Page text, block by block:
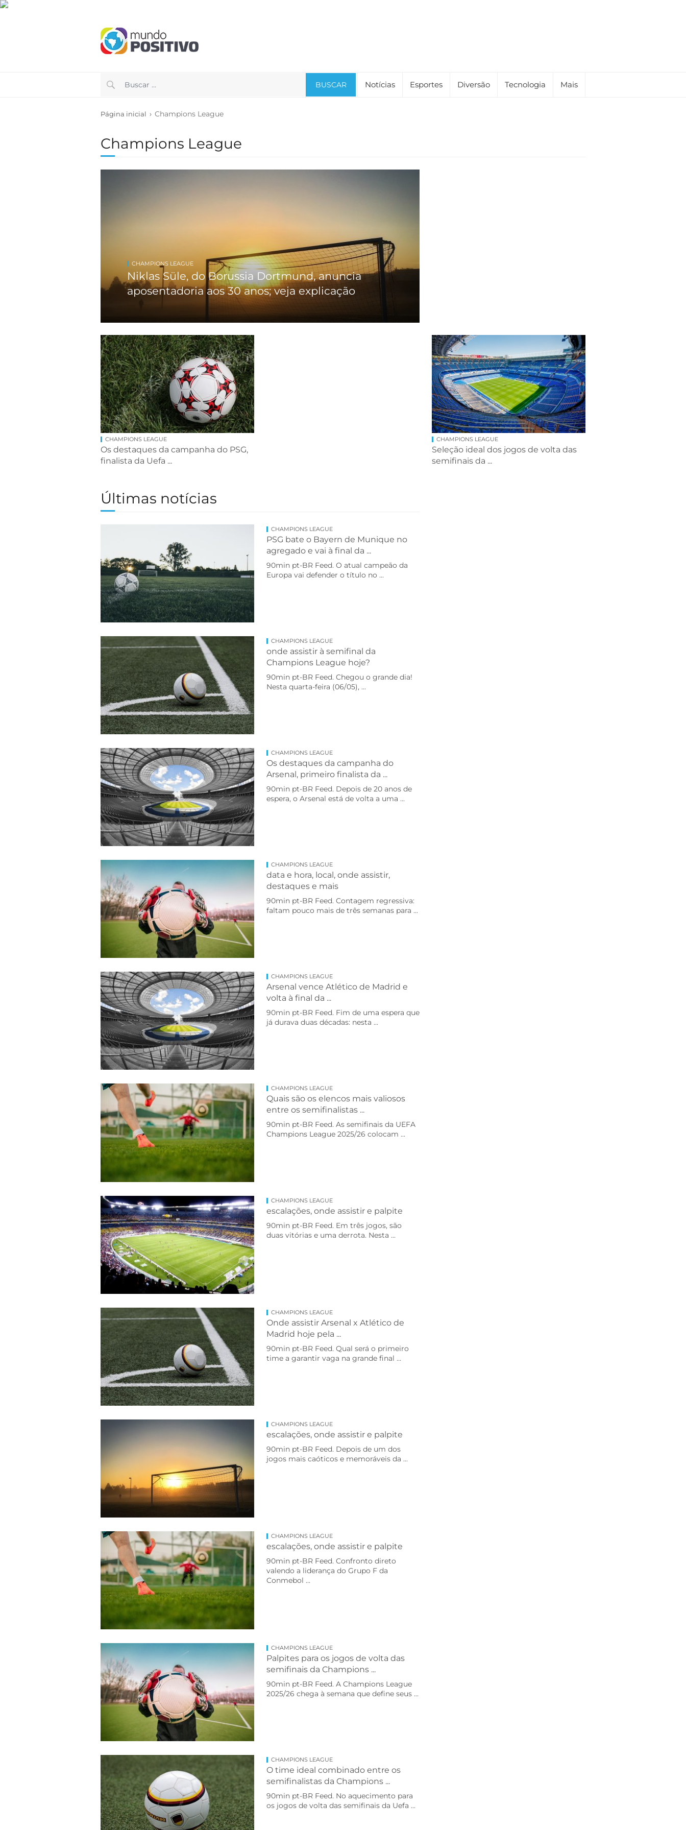
BUSCAR Notícias Esportes Diversão Tecnologia Mais
Página inicial › Champions League
Champions League
CHAMPIONS LEAGUE
Niklas Süle, do Borussia Dortmund, anuncia
aposentadoria aos 30 anos; veja explicação
CHAMPIONS LEAGUE
Os destaques da campanha do PSG,
finalista da Uefa ...
CHAMPIONS LEAGUE
Seleção ideal dos jogos de volta das
semifinais da ...
Últimas notícias
CHAMPIONS LEAGUE
PSG bate o Bayern de Munique no
agregado e vai à final da ...
90min pt-BR Feed. O atual campeão da
Europa vai defender o título no ...
CHAMPIONS LEAGUE
onde assistir à semifinal da
Champions League hoje?
90min pt-BR Feed. Chegou o grande dia!
Nesta quarta-feira (06/05), ...
CHAMPIONS LEAGUE
Os destaques da campanha do
Arsenal, primeiro finalista da ...
90min pt-BR Feed. Depois de 20 anos de
espera, o Arsenal está de volta a uma ...
CHAMPIONS LEAGUE
data e hora, local, onde assistir,
destaques e mais
90min pt-BR Feed. Contagem regressiva:
faltam pouco mais de três semanas para ...
CHAMPIONS LEAGUE
Arsenal vence Atlético de Madrid e
volta à final da ...
90min pt-BR Feed. Fim de uma espera que
já durava duas décadas: nesta ...
CHAMPIONS LEAGUE
Quais são os elencos mais valiosos
entre os semifinalistas ...
90min pt-BR Feed. As semifinais da UEFA
Champions League 2025/26 colocam ...
CHAMPIONS LEAGUE
escalações, onde assistir e palpite
90min pt-BR Feed. Em três jogos, são
duas vitórias e uma derrota. Nesta ...
CHAMPIONS LEAGUE
Onde assistir Arsenal x Atlético de
Madrid hoje pela ...
90min pt-BR Feed. Qual será o primeiro
time a garantir vaga na grande final ...
CHAMPIONS LEAGUE
escalações, onde assistir e palpite
90min pt-BR Feed. Depois de um dos
jogos mais caóticos e memoráveis da ...
CHAMPIONS LEAGUE
escalações, onde assistir e palpite
90min pt-BR Feed. Confronto direto
valendo a liderança do Grupo F da
Conmebol ...
CHAMPIONS LEAGUE
Palpites para os jogos de volta das
semifinais da Champions ...
90min pt-BR Feed. A Champions League
2025/26 chega à semana que define seus ...
CHAMPIONS LEAGUE
O time ideal combinado entre os
semifinalistas da Champions ...
90min pt-BR Feed. No aquecimento para
os jogos de volta das semifinais da Uefa ...